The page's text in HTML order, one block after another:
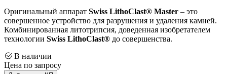
Оригинальный аппарат Swiss LithoClast® Master – это
совершенное устройство для разрушения и удаления камней.
Комбинированная литотрипсия, доведенная изобретателем
технологии Swiss LithoClast® до совершенства.
В наличии
Цена по запросу